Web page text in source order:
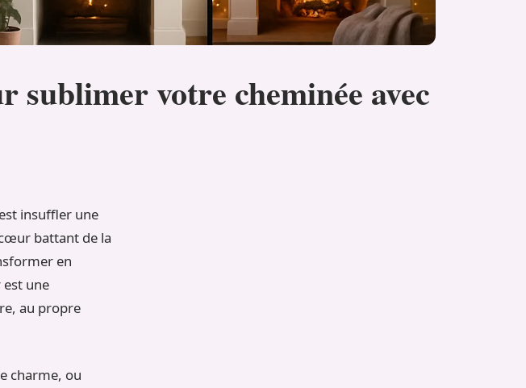
sublimer votre cheminée avec
insuffler une
battant de la
en
est une
au propre
charme, ou